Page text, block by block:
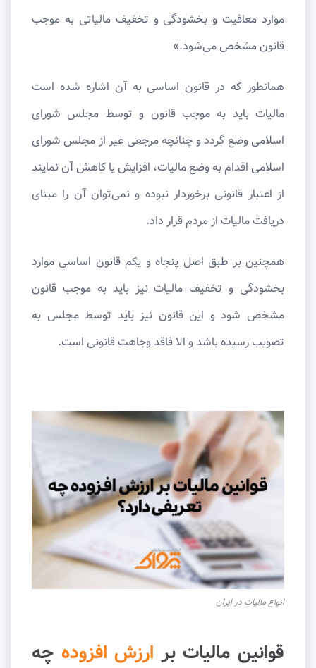
موارد معافیت و بخشودگی و تخفیف مالیاتی به موجب
قانون مشخص می‌شود.»
همانطور که در قانون اساسی به آن اشاره شده است
مالیات باید به موجب قانون و توسط مجلس شورای
اسلامی وضع گردد و چنانچه مرجعی غیر از مجلس شورای
اسلامی اقدام به وضع مالیات، افزایش یا کاهش آن نمایند
از اعتبار قانونی برخوردار نبوده و نمی‌توان آن را مبنای
دریافت مالیات از مردم قرار داد.
همچنین بر طبق اصل پنجاه و یکم قانون اساسی موارد
بخشودگی و تخفیف مالیات نیز باید به موجب قانون
مشخص شود و این قانون نیز باید توسط مجلس به
تصویب رسیده باشد و الا فاقد وجاهت قانونی است.
انواع مالیات در ایران
قوانین مالیات بر ارزش افزوده چه